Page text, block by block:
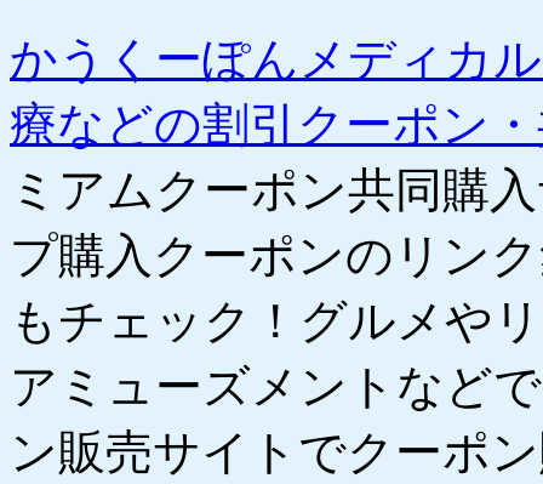
かうくーぽんメディカ
療などの割引クーポン
ミアムクーポン共同購
プ購入クーポンのリン
もチェック！グルメや
アミューズメントなど
ン販売サイトでクーポ